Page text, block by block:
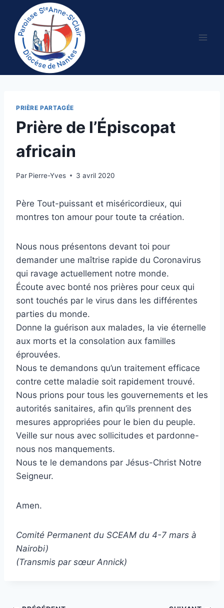
contenu
PRIÈRE PARTAGÉE
Prière de l’Épiscopat
africain
Par Pierre-Yves 3 avril 2020
Père Tout-puissant et miséricordieux, qui
montres ton amour pour toute ta création.
Nous nous présentons devant toi pour
demander une maîtrise rapide du Coronavirus
qui ravage actuellement notre monde.
Écoute avec bonté nos prières pour ceux qui
sont touchés par le virus dans les différentes
parties du monde.
Donne la guérison aux malades, la vie éternelle
aux morts et la consolation aux familles
éprouvées.
Nous te demandons qu’un traitement efficace
contre cette maladie soit rapidement trouvé.
Nous prions pour tous les gouvernements et les
autorités sanitaires, afin qu’ils prennent des
mesures appropriées pour le bien du peuple.
Veille sur nous avec sollicitudes et pardonne-
nous nos manquements.
Nous te le demandons par Jésus-Christ Notre
Seigneur.
Amen.
Comité Permanent du SCEAM du 4-7 mars à
Nairobi)
(Transmis par sœur Annick)